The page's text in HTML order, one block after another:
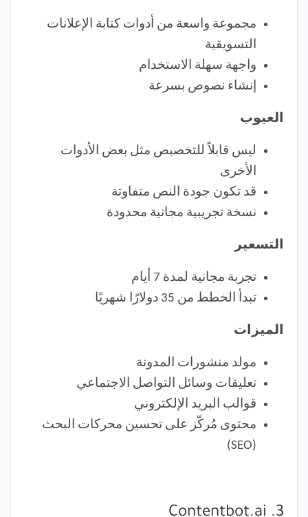
مجموعة واسعة من أدوات كتابة الإعلانات
التسويقية
واجهة سهلة الاستخدام
إنشاء نصوص بسرعة
العيوب
ليس قابلاً للتخصيص مثل بعض الأدوات
الأخرى
قد تكون جودة النص متفاوتة
نسخة تجريبية مجانية محدودة
التسعير
تجربة مجانية لمدة 7 أيام
تبدأ الخطط من 35 دولارًا شهريًا
الميزات
مولد منشورات المدونة
تعليقات وسائل التواصل الاجتماعي
قوالب البريد الإلكتروني
محتوى مُركّز على تحسين محركات البحث
(SEO)
3. Contentbot.ai